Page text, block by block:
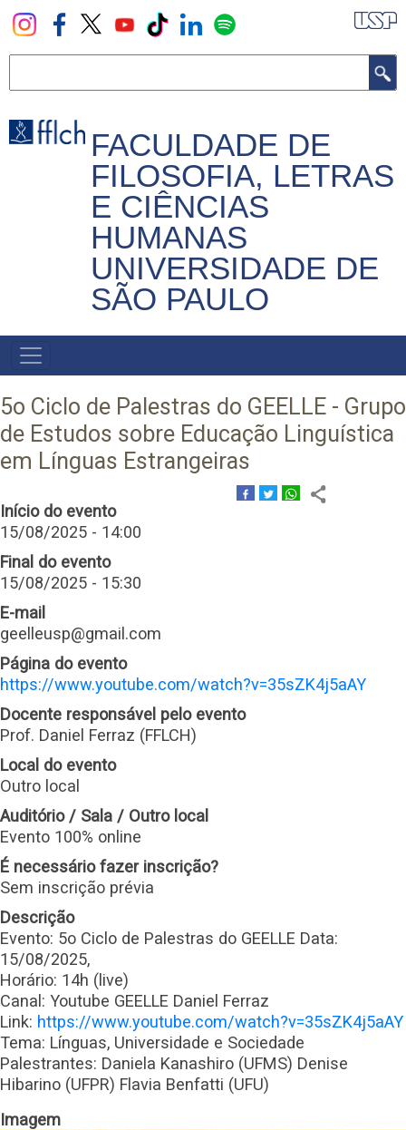
Pular
para
principal
FACULDADE DE
FILOSOFIA, LETRAS
E CIÊNCIAS
HUMANAS
UNIVERSIDADE DE
SÃO PAULO
NAVEGADOR
PRINCIPAL
5o Ciclo de Palestras do GEELLE - Grupo
de Estudos sobre Educação Linguística
em Línguas Estrangeiras
Início do evento
15/08/2025 - 14:00
Final do evento
15/08/2025 - 15:30
E-mail
geelleusp@gmail.com
Página do evento
https://www.youtube.com/watch?v=35sZK4j5aAY
Docente responsável pelo evento
Prof. Daniel Ferraz (FFLCH)
Local do evento
Outro local
Auditório / Sala / Outro local
Evento 100% online
É necessário fazer inscrição?
Sem inscrição prévia
Descrição
Evento: 5o Ciclo de Palestras do GEELLE Data:
15/08/2025,
Horário: 14h (live)
Canal: Youtube GEELLE Daniel Ferraz
Link: https://www.youtube.com/watch?v=35sZK4j5aAY
Tema: Línguas, Universidade e Sociedade
Palestrantes: Daniela Kanashiro (UFMS) Denise
Hibarino (UFPR) Flavia Benfatti (UFU)
Imagem